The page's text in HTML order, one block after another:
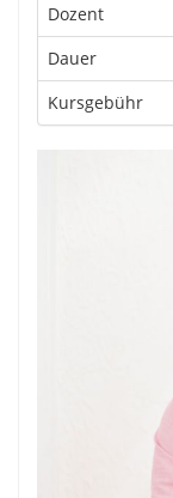
Dozent
Dauer
Kursgebühr